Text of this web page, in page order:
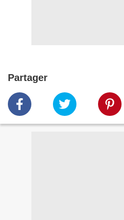
Partager